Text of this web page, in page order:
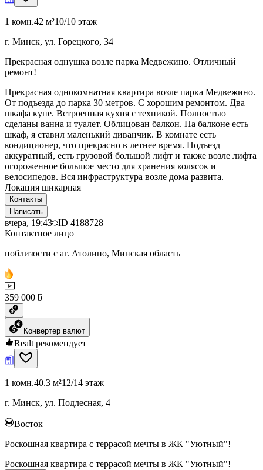
1 комн.42 м²10/10 этаж
г. Минск, ул. Горецкого, 34
Прекрасная однушка возле парка Медвежино. Отличный
ремонт!
Прекрасная однокомнатная квартира возле парка Медвежино.
От подъезда до парка 30 метров. С хорошим ремонтом. Два
шкафа купе. Встроенная кухня с техникой. Полностью
сделаны ванна и туалет. Облицован балкон. На балконе есть
шкаф, я ставил маленький диванчик. В комнате есть
кондиционер, что прекрасно в летнее время. Подъезд
аккуратный, есть грузовой большой лифт и также возле лифта
огороженное большое место для хранения колясок и
велосипедов. Вся инфраструктура возле дома развита.
Локация шикарная
Контакты
Написать
вчера, 19:43 ID 4188728
Контактное лицо
поблизости с аг. Атолино, Минская область
359 000 ƃ
Конвертер валют
Realt рекомендует
1 комн.40.3 м²12/14 этаж
г. Минск, ул. Подлесная, 4
Восток
Роскошная квартира с террасой мечты в ЖК "Уютный"!
Роскошная квартира с террасой мечты в ЖК "Уютный"!